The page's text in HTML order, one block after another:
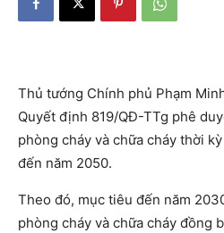
Thủ tướng Chính phủ Phạm
Quyết định 819/QĐ-TTg phê
phòng cháy và chữa cháy thời
đến năm 2050.
Theo đó, mục tiêu đến năm
phòng cháy và chữa cháy đồng